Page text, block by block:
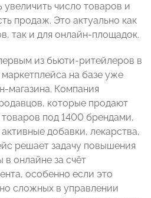
число товаров и
продаж. Это актуально как
так и для онлайн-площадок.
из бьюти-ритейлеров в
на базе уже
магазина. Компания
которые продают
под 1400 брендами,
добавки, лекарства,
решает задачу повышения
онлайне за счёт
особенно если это
сложных в управлении